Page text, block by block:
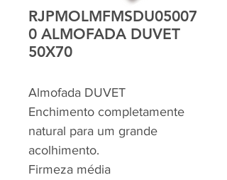
RJPMOLMFMSDU05007
0 ALMOFADA DUVET
50X70
Almofada DUVET
Enchimento completamente
natural para um grande
acolhimento.
Firmeza média